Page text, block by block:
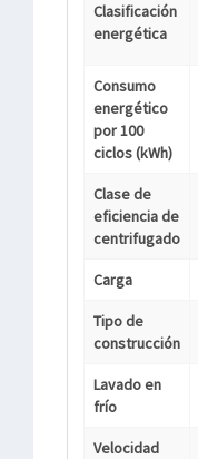
Clasificación
energética
Consumo
energético
por 100
ciclos (kWh)
Clase de
eficiencia de
centrifugado
Carga
Tipo de
construcción
Lavado en
frío
Velocidad